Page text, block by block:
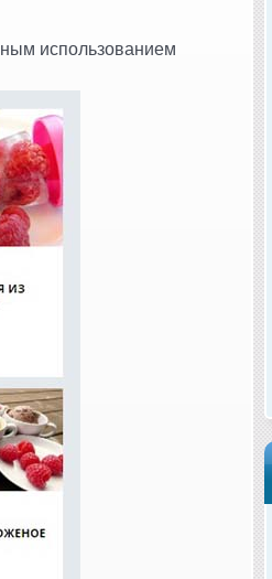
использованием